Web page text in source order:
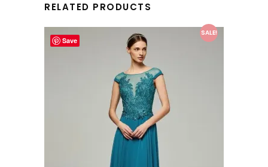
RELATED PRODUCTS
Save
SALE!
This product has multiple variants. The options may be chosen on the product page